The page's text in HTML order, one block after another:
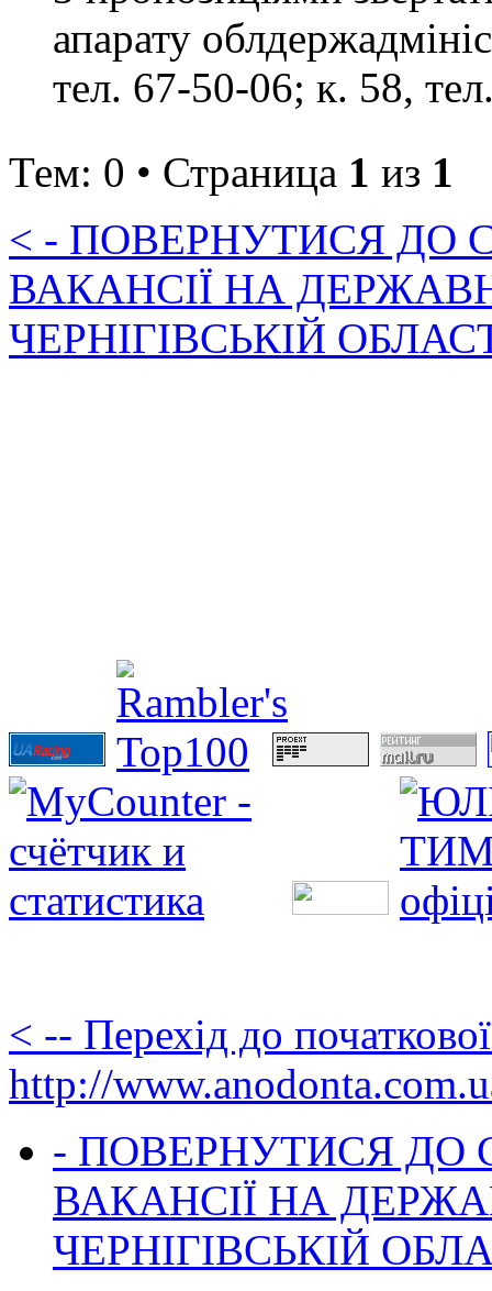
апарату
тел. 67-50-06; к. 58,
Тем: 0 • Страница 1 из 1
< - ПОВЕРНУТИСЯ ДО
ВАКАНСІЇ НА
ЧЕРНІГІВСЬКІЙ
< -- Перехід до
http://
- ПОВЕРНУТИСЯ ДО
ВАКАНСІЇ НА
ЧЕРНІГІВСЬКІЙ